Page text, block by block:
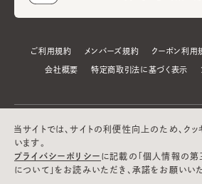
ご利用規約 メンバーズ規約 クーポン利用
会社概要 特定商取引法に基づく表示
当サイトでは、サイトの利便性向上のため、ク
います。
プライバシーポリシー に記載の「個人情報の第
について」をお読みいただき、承諾をお願いいた